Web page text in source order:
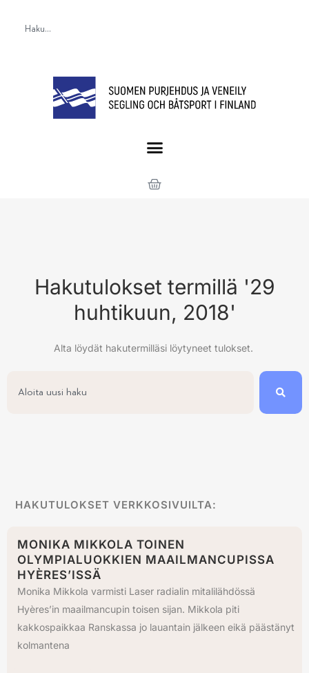
Hakutulokset termillä '29
huhtikuun, 2018'
Alta löydät hakutermilläsi löytyneet tulokset.
HAKUTULOKSET VERKKOSIVUILTA:
MONIKA MIKKOLA TOINEN
OLYMPIALUOKKIEN MAAILMANCUPISSA
HYÈRES’ISSÄ
Monika Mikkola varmisti Laser radialin mitalilähdössä
Hyères’in maailmancupin toisen sijan. Mikkola piti
kakkospaikkaa Ranskassa jo lauantain jälkeen eikä päästänyt
kolmantena